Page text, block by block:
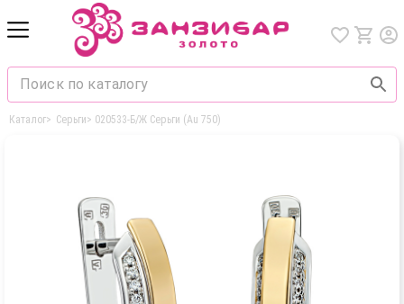
Каталог> Серьги> 020533-Б/Ж Серьги (Au 750)